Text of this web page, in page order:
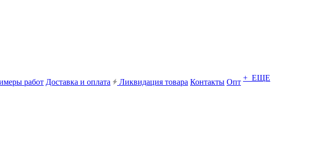
работ Доставка и оплата Ликвидация товара Контакты Опт + ЕЩЕ